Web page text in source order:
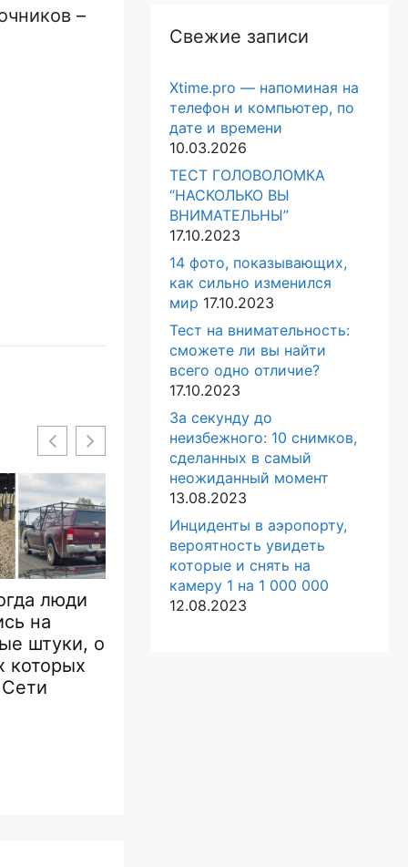
–
люди
на
штуки, о
которых
17 настолько
Свежие записи
Xtime.pro — напоминая на
телефон и компьютер, по
дате и времени
10.03.2026
ТЕСТ ГОЛОВОЛОМКА
“НАСКОЛЬКО ВЫ
ВНИМАТЕЛЬНЫ”
17.10.2023
14 фото, показывающих,
как сильно изменился
мир 17.10.2023
Тест на внимательность:
сможете ли вы найти
всего одно отличие?
17.10.2023
За секунду до
неизбежного: 10 снимков,
сделанных в самый
неожиданный момент
13.08.2023
Инциденты в аэропорту,
вероятность увидеть
которые и снять на
камеру 1 на 1 000 000
12.08.2023